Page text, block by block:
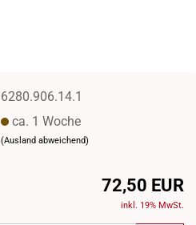
6280.906.14.1
ca. 1 Woche
(Ausland abweichend)
72,50 EUR
inkl. 19% MwSt.